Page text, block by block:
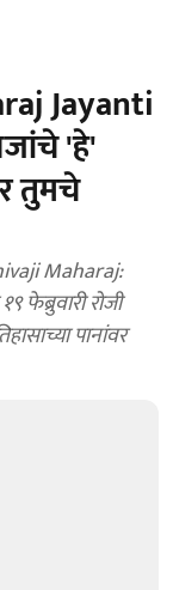
Jayanti
'हे'
तुमचे
Maharaj:
फेब्रुवारी रोजी
पानांवर